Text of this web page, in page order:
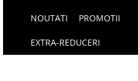
NOUTATI PROMOTII
EXTRA-REDUCERI